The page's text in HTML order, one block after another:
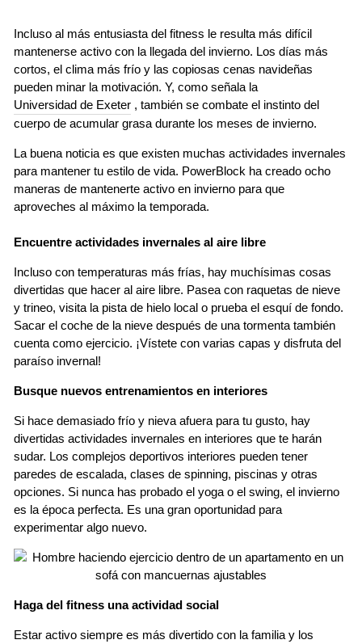
Incluso al más entusiasta del fitness le resulta más difícil
mantenerse activo con la llegada del invierno. Los días más
cortos, el clima más frío y las copiosas cenas navideñas
pueden minar la motivación. Y, como señala la
Universidad de Exeter , también se combate el instinto del
cuerpo de acumular grasa durante los meses de invierno.
La buena noticia es que existen muchas actividades invernales
para mantener tu estilo de vida. PowerBlock ha creado ocho
maneras de mantenerte activo en invierno para que
aproveches al máximo la temporada.
Encuentre actividades invernales al aire libre
Incluso con temperaturas más frías, hay muchísimas cosas
divertidas que hacer al aire libre. Pasea con raquetas de nieve
y trineo, visita la pista de hielo local o prueba el esquí de fondo.
Sacar el coche de la nieve después de una tormenta también
cuenta como ejercicio. ¡Vístete con varias capas y disfruta del
paraíso invernal!
Busque nuevos entrenamientos en interiores
Si hace demasiado frío y nieva afuera para tu gusto, hay
divertidas actividades invernales en interiores que te harán
sudar. Los complejos deportivos interiores pueden tener
paredes de escalada, clases de spinning, piscinas y otras
opciones. Si nunca has probado el yoga o el swing, el invierno
es la época perfecta. Es una gran oportunidad para
experimentar algo nuevo.
Haga del fitness una actividad social
Estar activo siempre es más divertido con la familia y los